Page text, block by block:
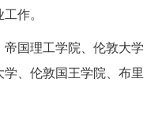
作。
国理工学院、伦敦大学
、伦敦国王学院、布里